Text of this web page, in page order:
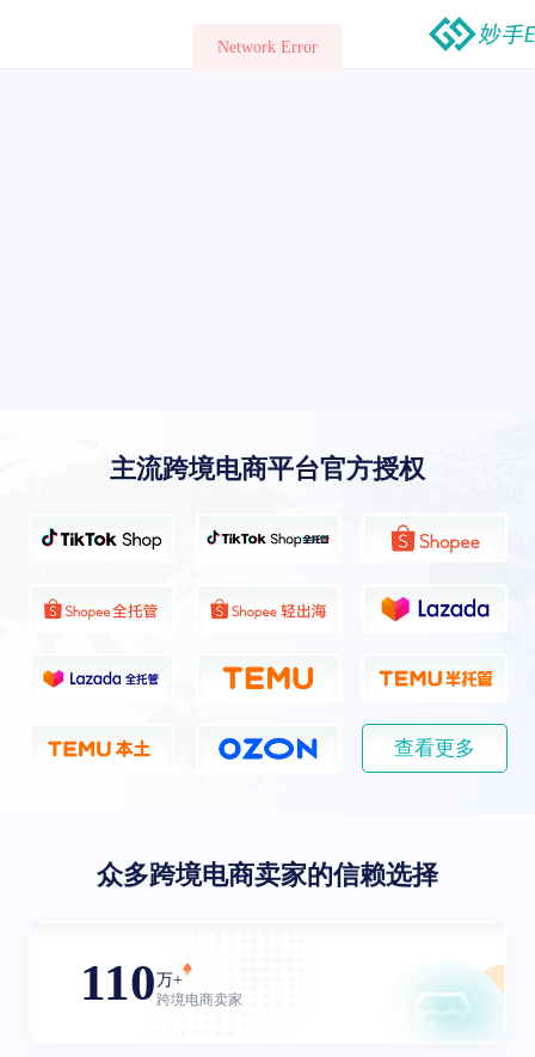
主流跨境电商平台官方授权
查看更多
众多跨境电商卖家的信赖选择
110万+
跨境电商卖家